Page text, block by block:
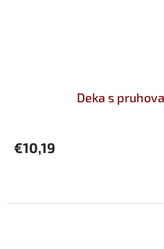
Deka s
€10,19